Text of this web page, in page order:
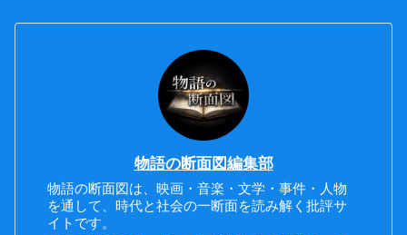
物語の断面図編集部
物語の断面図は、映画・音楽・文学・事件・人物
を通して、時代と社会の一断面を読み解く批評サ
イトです。